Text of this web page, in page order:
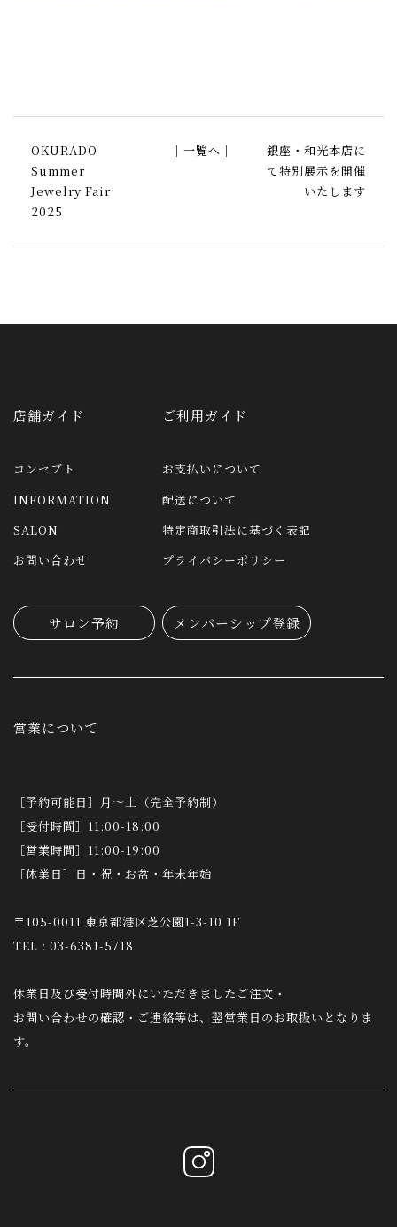
OKURADO
Summer
Jewelry Fair
2025
｜一覧へ｜
銀座・和光本店に
て特別展示を開催
いたします
店舗ガイド
コンセプト
INFORMATION
SALON
お問い合わせ
サロン予約
ご利用ガイド
お支払いについて
配送について
特定商取引法に基づく表記
プライバシーポリシー
メンバーシップ登録
営業について
［予約可能日］月～土（完全予約制）
［受付時間］11:00-18:00
［営業時間］11:00-19:00
［休業日］日・祝・お盆・年末年始
〒105-0011 東京都港区芝公園1-3-10 1F
TEL : 03-6381-5718
休業日及び受付時間外にいただきましたご注文・
お問い合わせの確認・ご連絡等は、翌営業日のお取扱いとなりま
す。